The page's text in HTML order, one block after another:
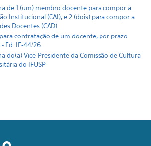
de 1 (um) membro docente para compor a
Institucional (CAI), e 2 (dois) para compor a
Docentes (CAD)
contratação de um docente, por prazo
Ed. IF-44/26
do(a) Vice-Presidente da Comissão de Cultura
do IFUSP